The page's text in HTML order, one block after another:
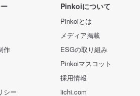
作
シー
Pinkoiについて
Pinkoiとは
メディア掲載
ESGの取り組み
Pinkoiマスコット
採用情報
iichi.com